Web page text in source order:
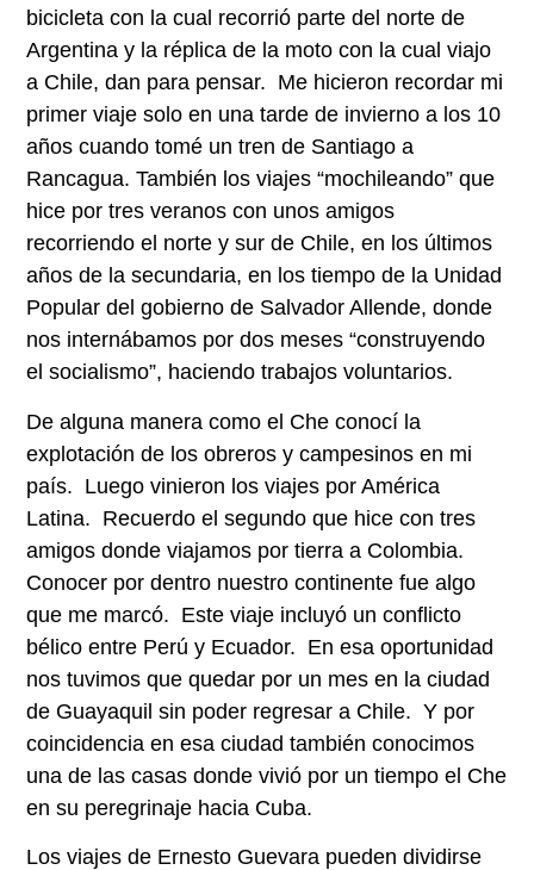
bicicleta con la cual recorrió parte del norte de
Argentina y la réplica de la moto con la cual viajo
a Chile, dan para pensar. Me hicieron recordar mi
primer viaje solo en una tarde de invierno a los 10
años cuando tomé un tren de Santiago a
Rancagua. También los viajes “mochileando” que
hice por tres veranos con unos amigos
recorriendo el norte y sur de Chile, en los últimos
años de la secundaria, en los tiempo de la Unidad
Popular del gobierno de Salvador Allende, donde
nos internábamos por dos meses “construyendo
el socialismo”, haciendo trabajos voluntarios.
De alguna manera como el Che conocí la
explotación de los obreros y campesinos en mi
país. Luego vinieron los viajes por América
Latina. Recuerdo el segundo que hice con tres
amigos donde viajamos por tierra a Colombia.
Conocer por dentro nuestro continente fue algo
que me marcó. Este viaje incluyó un conflicto
bélico entre Perú y Ecuador. En esa oportunidad
nos tuvimos que quedar por un mes en la ciudad
de Guayaquil sin poder regresar a Chile. Y por
coincidencia en esa ciudad también conocimos
una de las casas donde vivió por un tiempo el Che
en su peregrinaje hacia Cuba.
Los viajes de Ernesto Guevara pueden dividirse